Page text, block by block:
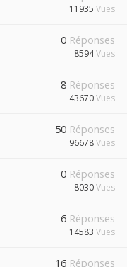
11935 Vues
0 Réponses
8594Vues
8 Réponses
43670Vues
50 Réponses
96678Vues
0 Réponses
8030Vues
6 Réponses
14583 Vues
16 Réponses